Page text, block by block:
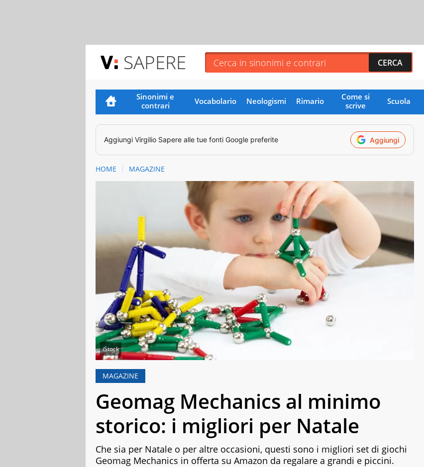
SAPERE
Sinonimi e
contrari
Vocabolario Neologismi Rimario
Come si
scrive
Scuola
Aggiungi Virgilio Sapere alle tue fonti Google preferite Aggiungi
HOME MAGAZINE
iStock
MAGAZINE
Geomag Mechanics al minimo
storico: i migliori per Natale
Che sia per Natale o per altre occasioni, questi sono i migliori set di giochi
Geomag Mechanics in offerta su Amazon da regalare a grandi e piccini.